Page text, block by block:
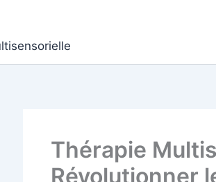
Thérapie
Révolutionner